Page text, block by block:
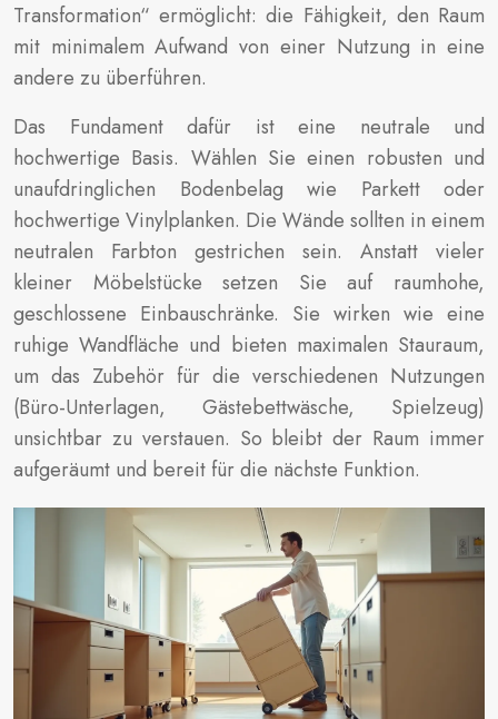
Transformation“ ermöglicht: die Fähigkeit, den Raum
mit minimalem Aufwand von einer Nutzung in eine
andere zu überführen.
Das Fundament dafür ist eine neutrale und
hochwertige Basis. Wählen Sie einen robusten und
unaufdringlichen Bodenbelag wie Parkett oder
hochwertige Vinylplanken. Die Wände sollten in einem
neutralen Farbton gestrichen sein. Anstatt vieler
kleiner Möbelstücke setzen Sie auf raumhohe,
geschlossene Einbauschränke. Sie wirken wie eine
ruhige Wandfläche und bieten maximalen Stauraum,
um das Zubehör für die verschiedenen Nutzungen
(Büro-Unterlagen, Gästebettwäsche, Spielzeug)
unsichtbar zu verstauen. So bleibt der Raum immer
aufgeräumt und bereit für die nächste Funktion.